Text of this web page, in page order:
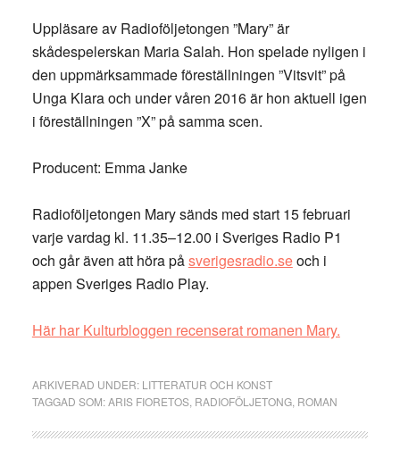
Uppläsare av Radioföljetongen ”Mary” är
skådespelerskan Maria Salah. Hon spelade nyligen i
den uppmärksammade föreställningen ”Vitsvit” på
Unga Klara och under våren 2016 är hon aktuell igen
i föreställningen ”X” på samma scen.
Producent: Emma Janke
Radioföljetongen Mary sänds med start 15 februari
varje vardag kl. 11.35–12.00 i Sveriges Radio P1
och går även att höra påsverigesradio.seoch i
appen Sveriges Radio Play.
Här har Kulturbloggen recenserat romanen Mary.
ARKIVERAD UNDER: LITTERATUR OCH KONST
TAGGAD SOM:ARIS FIORETOS, RADIOFÖLJETONG, ROMAN